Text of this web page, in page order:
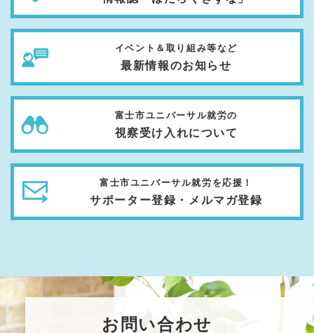
イベント＆取り組み等など
最新情報のお知らせ
富士市ユニバーサル就労の
視察受け入れについて
富士市ユニバーサル就労を応援！
サポーター登録・メルマガ登録
お問い合わせ